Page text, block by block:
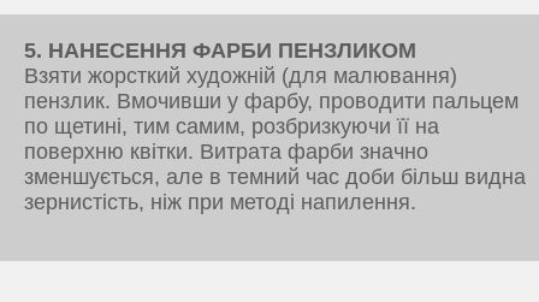
5. НАНЕСЕННЯ ФАРБИ ПЕНЗЛИКОМ
Взяти жорсткий художній (для малювання)
пензлик. Вмочивши у фарбу, проводити пальцем
по щетині, тим самим, розбризкуючи її на
поверхню квітки. Витрата фарби значно
зменшується, але в темний час доби більш видна
зернистість, ніж при методі напилення.